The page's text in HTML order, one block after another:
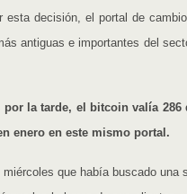
esta decisión, el portal de
antiguas e importantes del
por la tarde, el bitcoin valía 286
enero en este mismo portal.
que había buscado una